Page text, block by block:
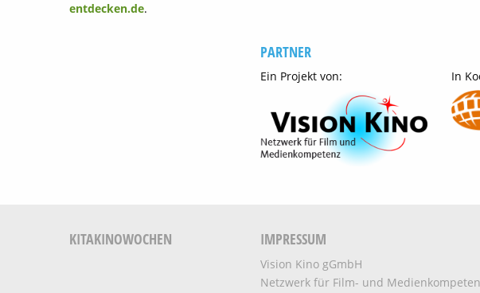
entdecken.de.
PARTNER
Ein Projekt von: In
KITAKINOWOCHEN IMPRESSUM
Vision Kino gGmbH
Netzwerk für Film- und